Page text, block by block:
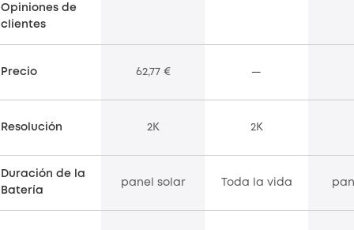
Opiniones de
clientes
Precio 62,77 € —
Resolución 2K 2K
Duración de la
Batería
panel solar Toda la vida